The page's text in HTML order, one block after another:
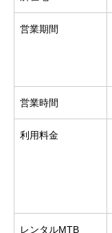
営業期間
営業時間
利用料金
レンタルMTB